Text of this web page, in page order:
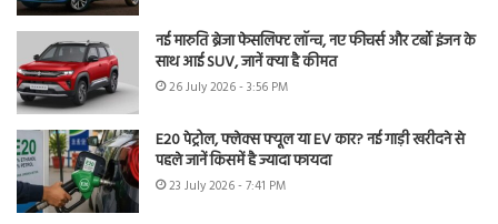
नई मारुति ब्रेजा फेसलिफ्ट लॉन्च, नए फीचर्स और टर्बो इंजन के
साथ आई SUV, जानें क्या है कीमत
26 July 2026 - 3:56 PM
E20 पेट्रोल, फ्लेक्स फ्यूल या EV कार? नई गाड़ी खरीदने से
पहले जानें किसमें है ज्यादा फायदा
23 July 2026 - 7:41 PM